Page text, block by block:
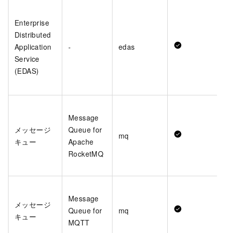
Enterprise
Distributed
Application
Service
(EDAS)
- edas
メッセージ
キュー
Message
Queue for
Apache
RocketMQ
mq
メッセージ
キュー
Message
Queue for
MQTT
mq